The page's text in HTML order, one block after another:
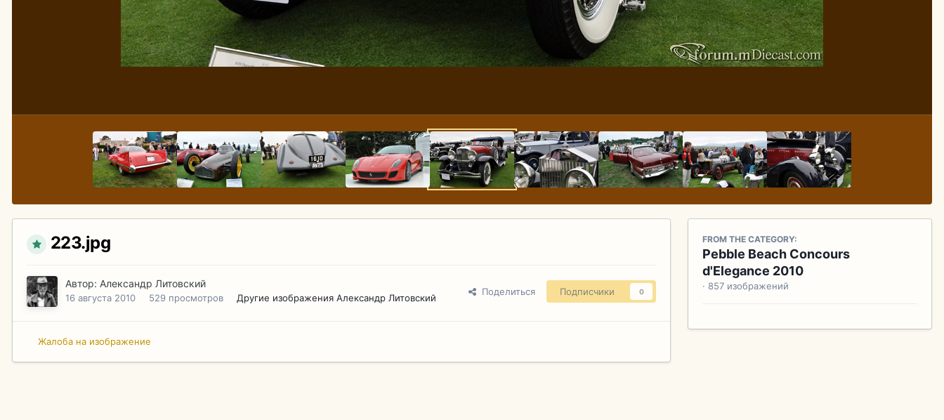
223.jpg
Автор: Александр Литовский
16 августа 2010 529 просмотров Другие изображения Александр Литовский
Поделиться Подписчики 0
Жалоба на изображение
FROM THE CATEGORY:
Pebble Beach Concours
d'Elegance 2010
· 857 изображений